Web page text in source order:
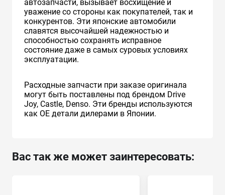
автозапчасти, вызывает восхищение и
уважение со стороны как покупателей, так и
конкурентов. Эти японские автомобили
славятся высочайшей надежностью и
способностью сохранять исправное
состояние даже в самых суровых условиях
эксплуатации.
Расходные запчасти при заказе оригинала
могут быть поставлены под брендом Drive
Joy, Castle, Denso. Эти бренды используются
как ОЕ детали дилерами в Японии.
Вас так же может заинтересовать: